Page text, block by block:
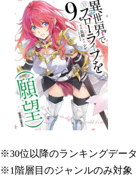
※30位以降のランキングデー
※1階層目のジャンルのみ対象